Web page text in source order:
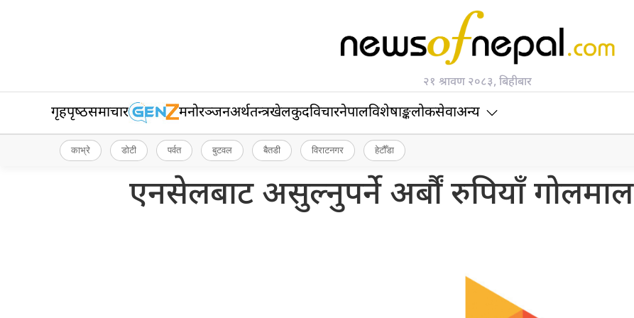
२१ श्रावण २०८३, बिहीबार
गृहपृष्‍ठसमाचार मनोरञ्जनअर्थतन्त्रखेलकुदविचारनेपालविशेषाङ्कलोकसेवाअन्य
काभ्रे डोटी पर्वत बुटवल बैतडी विराटनगर हेटौँडा
एनसेलबाट असुल्नुपर्ने अर्बौं रुपियाँ गोलमाल